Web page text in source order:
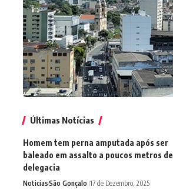
Últimas Notícias
Homem tem perna amputada após ser
baleado em assalto a poucos metros de
delegacia
NoticiasSão Gonçalo 17 de Dezembro, 2025